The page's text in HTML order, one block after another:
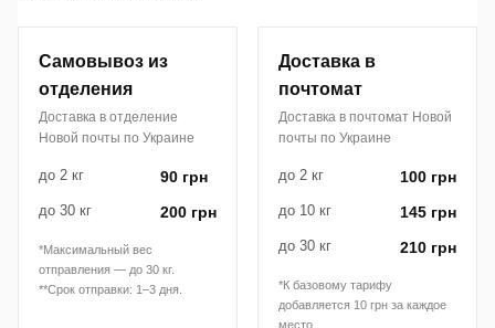
Самовывоз из
отделения
Доставка в отделение
Новой почты по Украине
до 2 кг 90 грн
до 30 кг 200 грн
*Максимальный вес
отправления — до 30 кг.
**Срок отправки: 1–3 дня.
Доставка в
почтомат
Доставка в почтомат Новой
почты по Украине
до 2 кг 100 грн
до 10 кг 145 грн
до 30 кг 210 грн
*К базовому тарифу
добавляется 10 грн за каждое
место.